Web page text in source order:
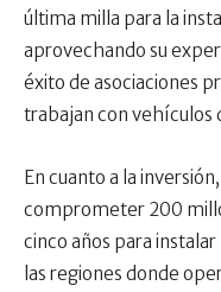
última milla para la
aprovechando su
éxito de asociaciones
trabajan con vehículos
En cuanto a la
comprometer 200
cinco años para
las regiones donde